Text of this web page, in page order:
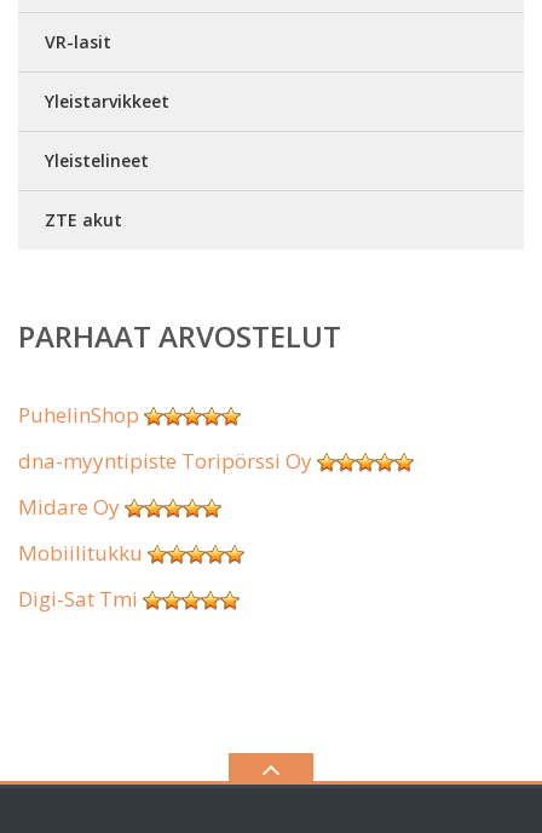
VR-lasit
Yleistarvikkeet
Yleistelineet
ZTE akut
PARHAAT ARVOSTELUT
PuhelinShop
dna-myyntipiste Toripörssi Oy
Midare Oy
Mobiilitukku
Digi-Sat Tmi